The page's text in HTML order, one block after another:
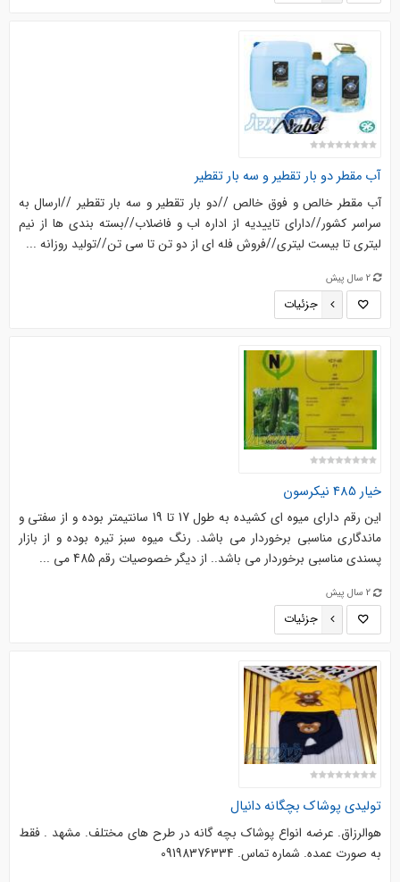
آب مقطر دو بار تقطیر و سه بار تقطیر
آب مقطر خالص و فوق خالص //دو بار تقطیر و سه بار تقطیر //ارسال به
سراسر کشور//دارای تاییدیه از اداره اب و فاضلاب//بسته بندی ها از نیم
لیتری تا بیست لیتری//فروش فله ای از دو تن تا سی تن//تولید روزانه ...
2 سال پیش
جزئیات
خیار 485 نیکرسون
این رقم دارای میوه ای کشیده به طول 17 تا 19 سانتیمتر بوده و از سفتی و
ماندگاری مناسبی برخوردار می باشد. رنگ میوه سبز تیره بوده و از بازار
پسندی مناسبی برخوردار می باشد.. از دیگر خصوصیات رقم 485 می ...
2 سال پیش
جزئیات
تولیدی پوشاک بچگانه دانیال
هوالرزاق. عرضه انواع پوشاک بچه گانه در طرح های مختلف. مشهد . فقط
به صورت عمده. شماره تماس. 09198376334